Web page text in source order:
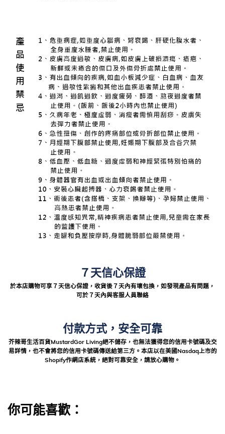
７天信心保證
於本店購物可享７天信心保證，收貨後７天內有壞包換，如發現產品有問題，
可於７天內與客服人員聯絡
付款方式，安全可靠
芥辣哥生活百貨MustardGor Living絕不儲存，也無法獲得您的信用卡號碼及交
易詳情，也不會將您的信用卡號碼傳送給第三方。本店以在美國Nasdaq上市的
Shopify作網店系統，絕對可靠安全，請放心購物。
你可能喜歡：